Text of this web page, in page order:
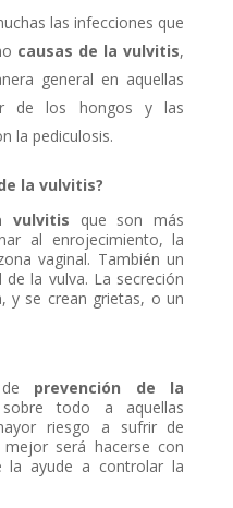
las infecciones que
causas de la vulvitis,
general en aquellas
de los hongos y las
la pediculosis.
la vulvitis?
vulvitis que son más
al enrojecimiento, la
vaginal. También un
la vulva. La secreción
y se crean grietas, o un
prevención de la
todo a aquellas
riesgo a sufrir de
será hacerse con
la ayude a controlar la